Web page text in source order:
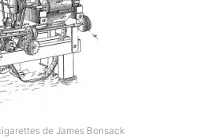
de James Bonsack